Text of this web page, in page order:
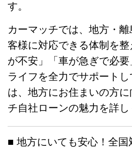
す。
カーマッチでは、地方・
客様に対応できる体制を
が不安」「車が急ぎで必
ライフを全力でサポート
は、地方にお住まいの方
チ自社ローンの魅力を詳し
■ 地方にいても安心！全国